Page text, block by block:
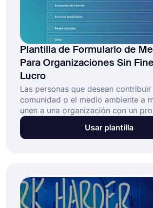
Plantilla de Formulario de
Para Organizaciones Sin
Lucro
Las personas que desean contribuir
comunidad o el medio ambiente a
unen a una organización con un
común. Un formulario de
de lucro ayuda a las personas a
línea, puede crear su propio
permitir que las personas se unan a
organización en línea.
Usar plantilla